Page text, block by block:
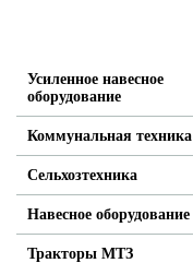
Усиленное навесное
оборудование
Коммунальная техника
Сельхозтехника
Навесное оборудование
Тракторы МТЗ